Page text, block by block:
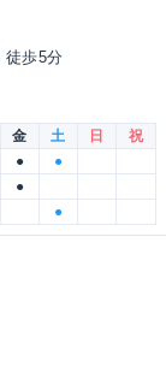
徒歩5分
金 土 日
祝
●
●
●
●